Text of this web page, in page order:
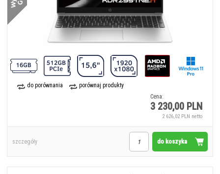
do porównania
porównaj produkty
Cena:
3 230,00 PLN
2 626,02 PLN netto
do koszyka
szczegóły